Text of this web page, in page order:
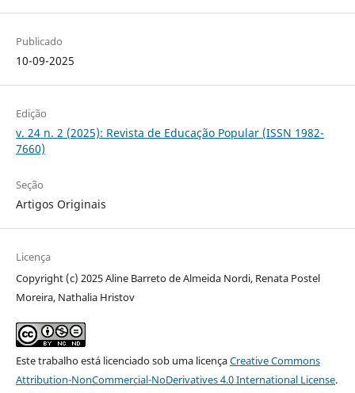
Publicado
10-09-2025
Edição
v. 24 n. 2 (2025): Revista de Educação Popular (ISSN 1982-
7660)
Seção
Artigos Originais
Licença
Copyright (c) 2025 Aline Barreto de Almeida Nordi, Renata Postel
Moreira, Nathalia Hristov
Este trabalho está licenciado sob uma licençaCreative Commons
Attribution-NonCommercial-NoDerivatives 4.0 International License.